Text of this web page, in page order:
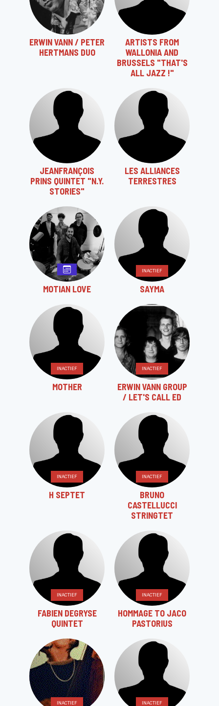
ERWIN VANN / PETER
HERTMANS DUO
ARTISTS FROM
WALLONIA AND
BRUSSELS "THAT'S
ALL JAZZ !"
JEANFRANÇOIS
PRINS QUINTET "N.Y.
STORIES"
LES ALLIANCES
TERRESTRES
MOTIAN LOVE
INACTIEF
SAYMA
INACTIEF
MOTHER
INACTIEF
ERWIN VANN GROUP
/ LET'S CALL ED
INACTIEF
H SEPTET
INACTIEF
BRUNO
CASTELLUCCI
STRINGTET
INACTIEF
FABIEN DEGRYSE
QUINTET
INACTIEF
HOMMAGE TO JACO
PASTORIUS
INACTIEF INACTIEF